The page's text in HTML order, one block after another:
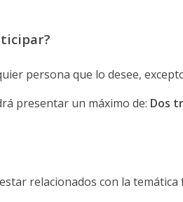
persona que lo desee,
presentar un máximo de: Dos
relacionados con la